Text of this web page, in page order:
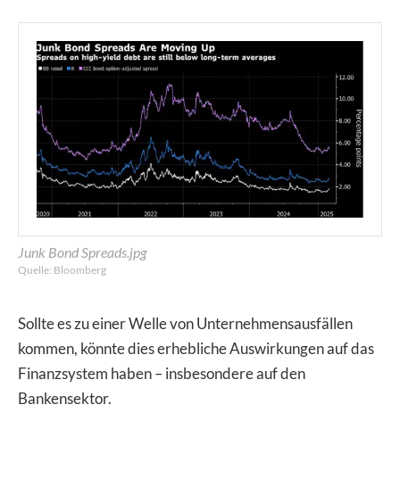
Junk Bond Spreads.jpg
Quelle: Bloomberg
Sollte es zu einer Welle von Unternehmensausfällen
kommen, könnte dies erhebliche Auswirkungen auf das
Finanzsystem haben – insbesondere auf den
Bankensektor.